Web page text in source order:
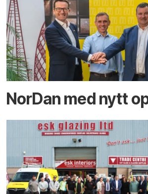
NorDan med nytt